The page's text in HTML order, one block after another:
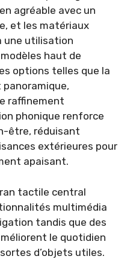
agréable avec un
et les matériaux
une utilisation
haut de
options telles que la
raffinement
phonique renforce
être, réduisant
extérieures pour
apaisant.
tactile central
multimédia
tandis que des
le quotidien
d’objets utiles.